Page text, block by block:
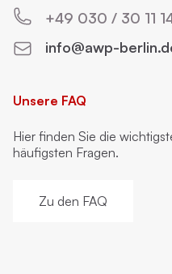
+49 030 / 30 11
info@awp-
Unsere FAQ
Hier finden Sie die
häufigsten Fragen.
Zu den FAQ